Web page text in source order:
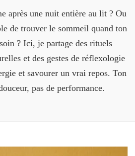
après une nuit entière au lit ? Ou
de trouver le sommeil quand ton
? Ici, je partage des rituels
et des gestes de réflexologie
et savourer un vrai repos. Ton
pas de performance.